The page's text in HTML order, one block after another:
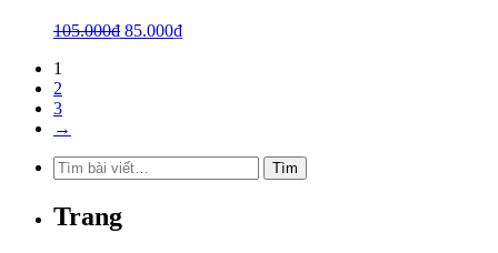
105.000₫ 85.000₫
1
2
3
→
Tìm
kiếm:
Tìm
Trang